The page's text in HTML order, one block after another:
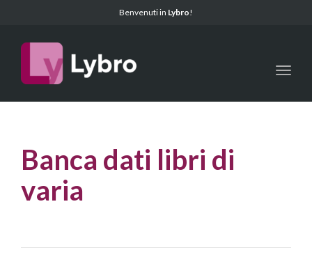
Benvenuti in Lybro!
Banca dati libri di
varia